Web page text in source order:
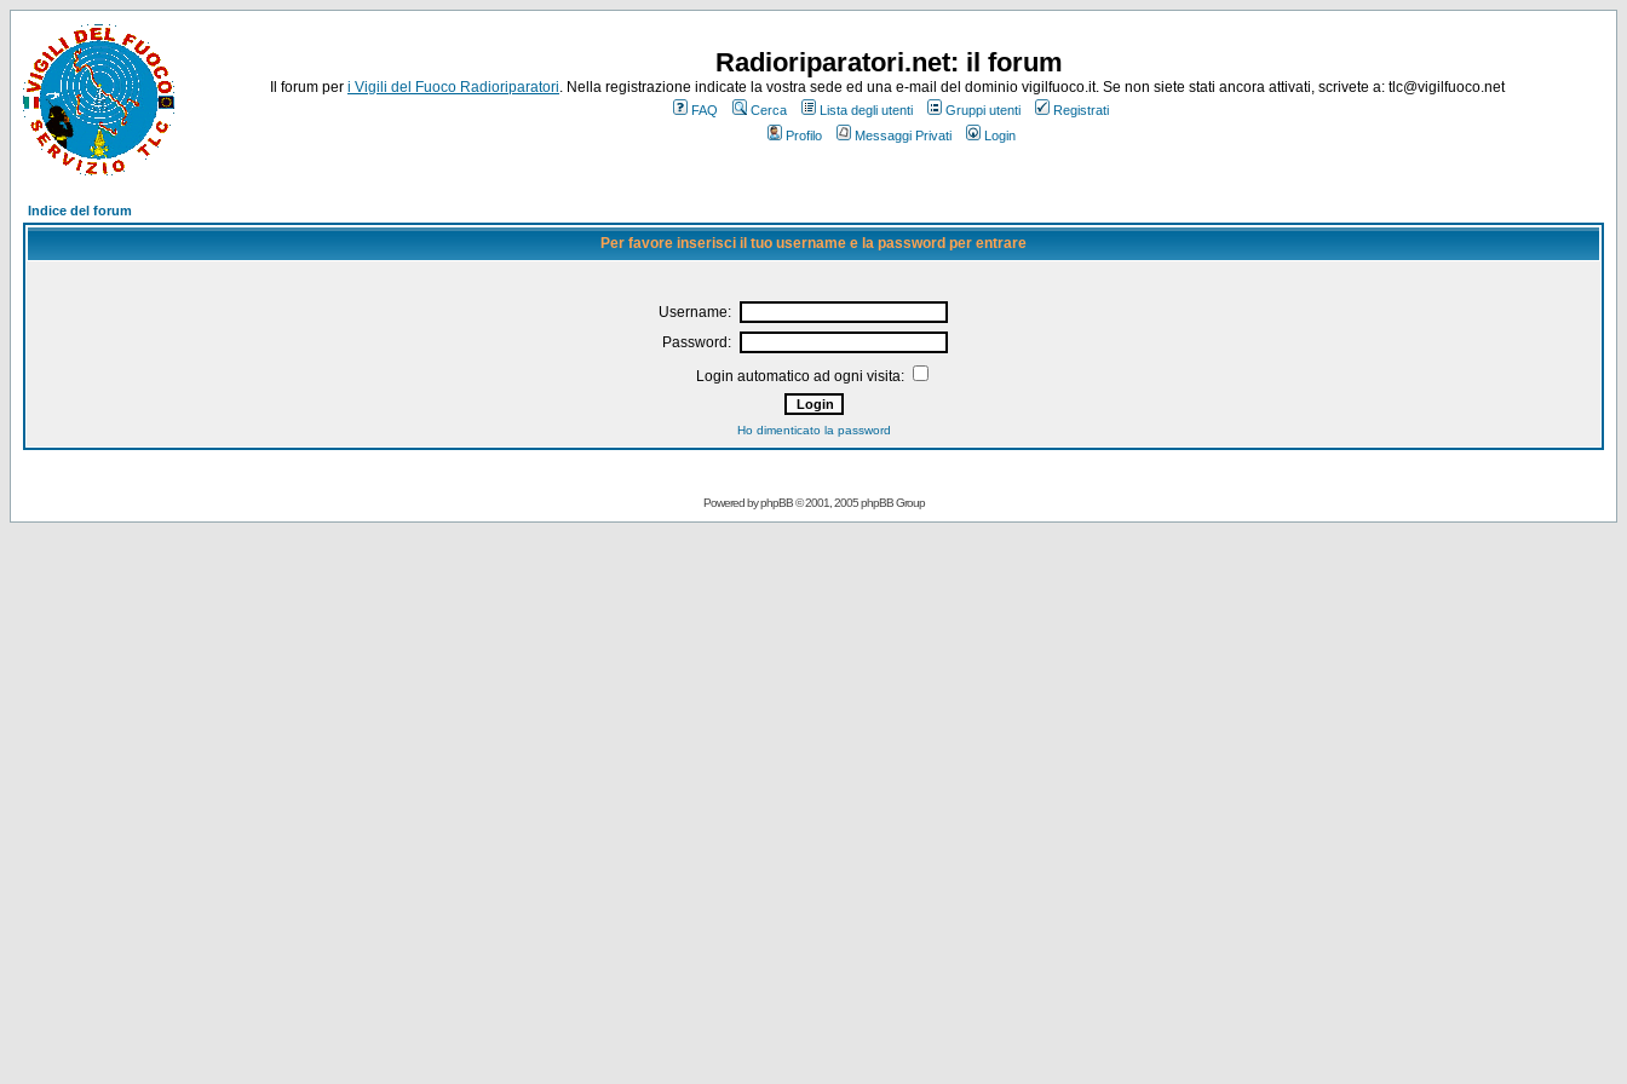
Radioriparatori.net: il forum
Il forum per i Vigili del Fuoco Radioriparatori. Nella registrazione indicate la vostra sede ed una e-mail del dominio vigilfuoco.it. Se non siete stati ancora attivati, scrivete a: tlc@vigilfuoco.net
FAQ Cerca Lista degli utenti Gruppi utenti
Registrati
Profilo
Messaggi Privati Login
Indice del forum
Per favore inserisci il tuo username e la password per entrare
Username:
Password:
Login automatico ad ogni visita:
Ho dimenticato la password
Powered byphpBB© 2001, 2005 phpBB Group